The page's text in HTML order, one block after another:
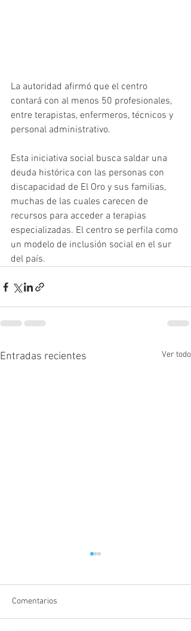
La autoridad afirmó que el centro
contará con al menos 50 profesionales,
entre terapistas, enfermeros, técnicos y
personal administrativo.
Esta iniciativa social busca saldar una
deuda histórica con las personas con
discapacidad de El Oro y sus familias,
muchas de las cuales carecen de
recursos para acceder a terapias
especializadas. El centro se perfila como
un modelo de inclusión social en el sur
del país.
Entradas recientes Ver todo
Comentarios